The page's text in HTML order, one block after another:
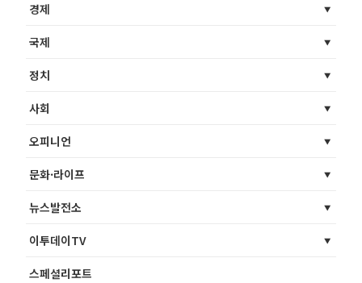
경제
국제
정치
사회
오피니언
문화·라이프
뉴스발전소
이투데이TV
스페셜리포트